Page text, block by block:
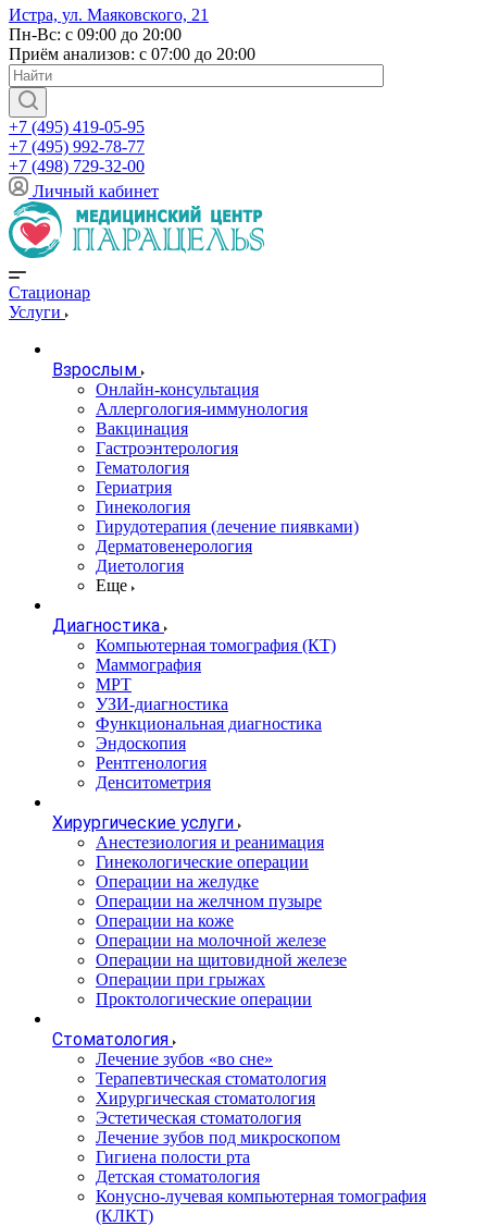
Истра, ул. Маяковского, 21
Пн-Вс: с 09:00 до 20:00
Приём анализов: с 07:00 до 20:00
+7 (495) 419-05-95
+7 (495) 992-78-77
+7 (498) 729-32-00
Личный кабинет
Стационар
Услуги
Взрослым
Онлайн-консультация
Аллергология-иммунология
Вакцинация
Гастроэнтерология
Гематология
Гериатрия
Гинекология
Гирудотерапия (лечение пиявками)
Дерматовенерология
Диетология
Еще
Диагностика
Компьютерная томография (КТ)
Маммография
МРТ
УЗИ-диагностика
Функциональная диагностика
Эндоскопия
Рентгенология
Денситометрия
Хирургические услуги
Анестезиология и реанимация
Гинекологические операции
Операции на желудке
Операции на желчном пузыре
Операции на коже
Операции на молочной железе
Операции на щитовидной железе
Операции при грыжах
Проктологические операции
Стоматология
Лечение зубов «во сне»
Терапевтическая стоматология
Хирургическая стоматология
Эстетическая стоматология
Лечение зубов под микроскопом
Гигиена полости рта
Детская стоматология
Конусно-лучевая компьютерная томография
(КЛКТ)